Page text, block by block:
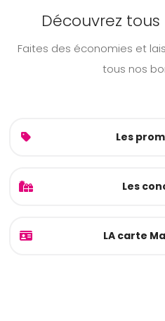
Découvrez
Faites des économies et
tous nos
Les
Les
LA carte